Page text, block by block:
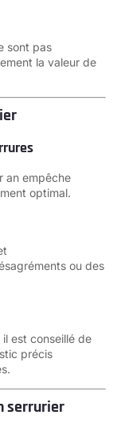
sont pas
la valeur de
an empêche
optimal.
ou des
est conseillé de
précis
serrurier